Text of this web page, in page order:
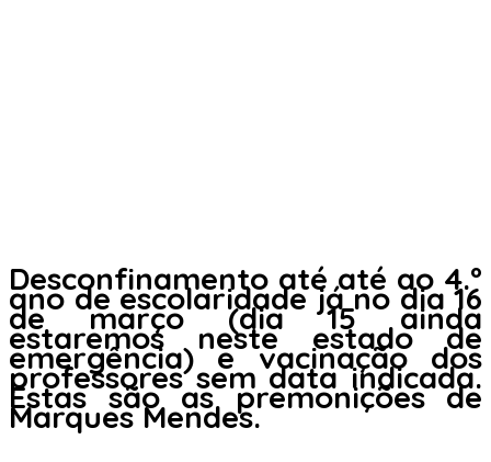
Desconfinamento até até ao 4.º
ano de escolaridade já no dia 16
de março (dia 15 ainda
estaremos neste estado de
emergência) e vacinação dos
professores sem data indicada.
Estas são as premonições de
Marques Mendes.